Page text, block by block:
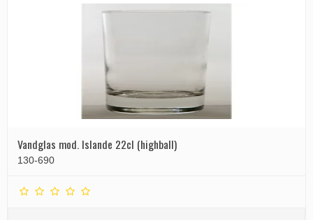
Vandglas mod. Islande 22cl (highball)
130-690